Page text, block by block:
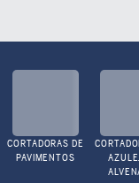
CORTADORAS DE
PAVIMENTOS